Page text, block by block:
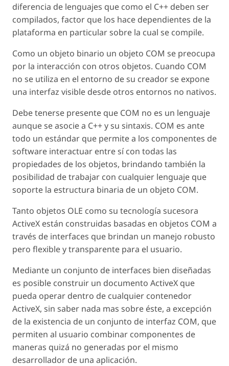
diferencia de lenguajes que como el C++ deben ser
compilados, factor que los hace dependientes de la
plataforma en particular sobre la cual se compile.
Como un objeto binario un objeto COM se preocupa
por la interacción con otros objetos. Cuando COM
no se utiliza en el entorno de su creador se expone
una interfaz visible desde otros entornos no nativos.
Debe tenerse presente que COM no es un lenguaje
aunque se asocie a C++ y su sintaxis. COM es ante
todo un estándar que permite a los componentes de
software interactuar entre sí con todas las
propiedades de los objetos, brindando también la
posibilidad de trabajar con cualquier lenguaje que
soporte la estructura binaria de un objeto COM.
Tanto objetos OLE como su tecnología sucesora
ActiveX están construidas basadas en objetos COM a
través de interfaces que brindan un manejo robusto
pero flexible y transparente para el usuario.
Mediante un conjunto de interfaces bien diseñadas
es posible construir un documento ActiveX que
pueda operar dentro de cualquier contenedor
ActiveX, sin saber nada mas sobre éste, a excepción
de la existencia de un conjunto de interfaz COM, que
permiten al usuario combinar componentes de
maneras quizá no generadas por el mismo
desarrollador de una aplicación.